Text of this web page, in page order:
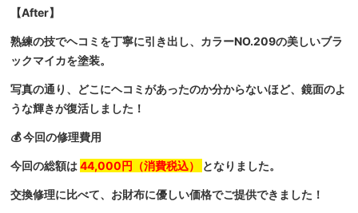
【After】
熟練の技でヘコミを丁寧に引き出し、カラーNO.209の美しいブラ
ックマイカを塗装。
写真の通り、どこにヘコミがあったのか分からないほど、鏡面のよ
うな輝きが復活しました！
💰 今回の修理費用
今回の総額は44,000円（消費税込） となりました。
交換修理に比べて、お財布に優しい価格でご提供できました！